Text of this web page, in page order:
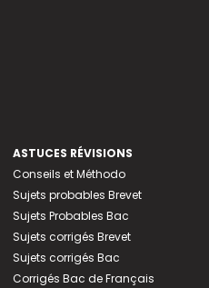
ASTUCES RÉVISIONS
Conseils et Méthodo
Sujets probables Brevet
Sujets Probables Bac
Sujets corrigés Brevet
Sujets corrigés Bac
Corrigés Bac de Français